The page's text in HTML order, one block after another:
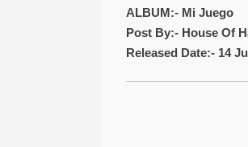
ALBUM:- Mi Juego
Post By:- House Of
Released Date:- 14